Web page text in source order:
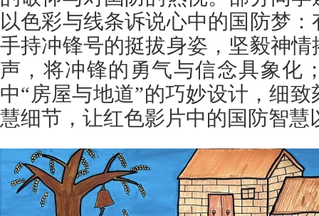
以色彩与线条诉说心中的国防梦
手持冲锋号的挺拔身姿，坚毅神
声，将冲锋的勇气与信念具象化
中“房屋与地道”的巧妙设计，细
慧细节，让红色影片中的国防智慧